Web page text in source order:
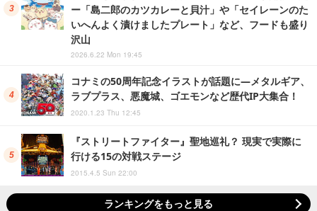
ー「島二郎のカツカレーと貝汁」や「セイレーンのた
いへんよく漬けましたプレート」など、フードも盛り
沢山
2026.6.22 Mon 19:45
コナミの50周年記念イラストが話題に―メタルギア、
ラブプラス、悪魔城、ゴエモンなど歴代IP大集合！
2020.1.23 Thu 12:45
『ストリートファイター』聖地巡礼？ 現実で実際に
行ける15の対戦ステージ
2015.4.5 Sun 22:00
ランキングをもっと見る